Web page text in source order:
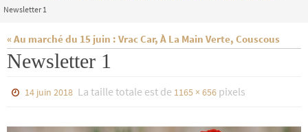
Newsletter 1
« Au marché du 15 juin : Vrac Car, À La Main Verte, Couscous
Newsletter 1
14 juin 2018 La taille totale est de 1165 × 656 pixels